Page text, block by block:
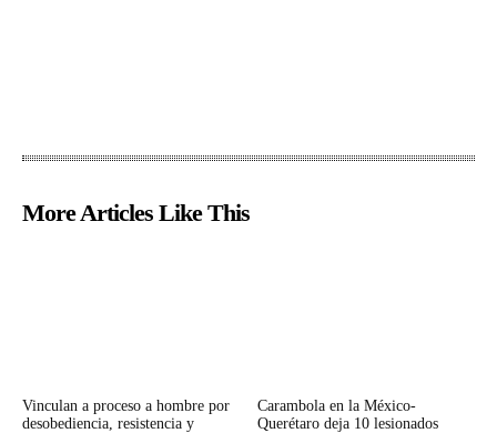
More Articles Like This
Vinculan a proceso a hombre por
desobediencia, resistencia y
Carambola en la México-
Querétaro deja 10 lesionados